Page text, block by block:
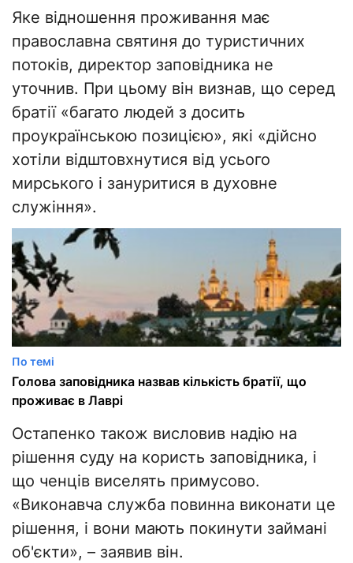
Яке відношення проживання має
православна святиня до туристичних
потоків, директор заповідника не
уточнив. При цьому він визнав, що серед
братії «багато людей з досить
проукраїнською позицією», які «дійсно
хотіли відштовхнутися від усього
мирського і зануритися в духовне
служіння».
По темі
Голова заповідника назвав кількість братії, що
проживає в Лаврі
Остапенко також висловив надію на
рішення суду на користь заповідника, і
що ченців виселять примусово.
«Виконавча служба повинна виконати це
рішення, і вони мають покинути займані
об'єкти», – заявив він.